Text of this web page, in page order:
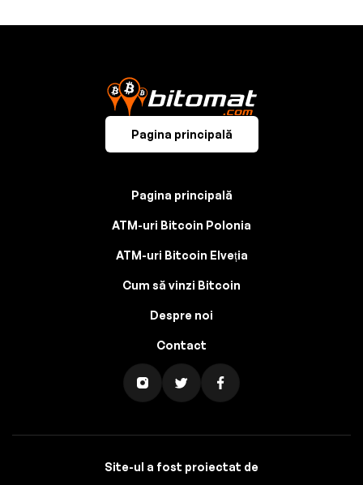
Pagina principală
Pagina principală
ATM-uri Bitcoin Polonia
ATM-uri Bitcoin Elveția
Cum să vinzi Bitcoin
Despre noi
Contact
Site-ul a fost proiectat de